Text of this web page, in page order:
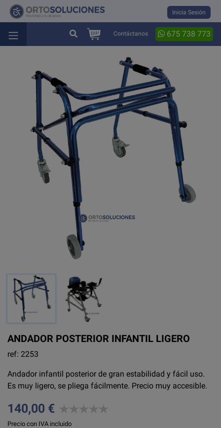
Inicia Sesión
Contáctanos 675 738 773
ANDADOR POSTERIOR INFANTIL LIGERO
ref: 2253
Andador infantil posterior de gran estabilidad y fácil uso.
Es muy ligero, se pliega fácilmente. Precio muy accesible.
140,00 €
Precio con IVA incluido